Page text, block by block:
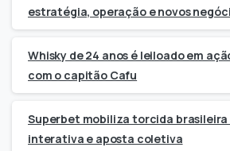
estratégia, operação e novos
Whisky de 24 anos é leiloado em
com o capitão Cafu
Superbet mobiliza torcida brasileira
interativa e aposta coletiva